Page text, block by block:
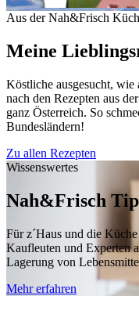
Aus der Nah&Frisch
Meine
Köstliche ausgesucht, wie
nach den Rezepten aus
ganz Österreich. So
Bundesländern!
Zu allen Rezepten
Wissenswertes
Nah&Frisch
Für z´Haus und die
Kaufleuten und Experten
Lagerung von
Mehr erfahren